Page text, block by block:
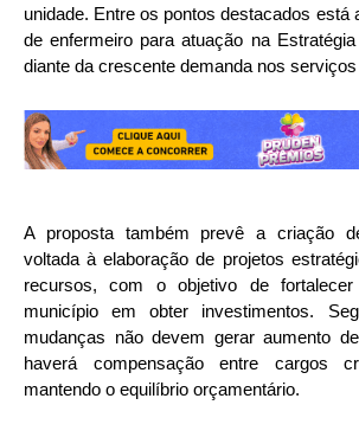
unidade. Entre os pontos destacados está
de enfermeiro para atuação na
diante da crescente demanda nos
A proposta também prevê a criação
voltada à elaboração de projetos
recursos, com o objetivo de
município em obter investimentos.
mudanças não devem gerar aumento
haverá compensação entre cargos
mantendo o equilíbrio orçamentário.